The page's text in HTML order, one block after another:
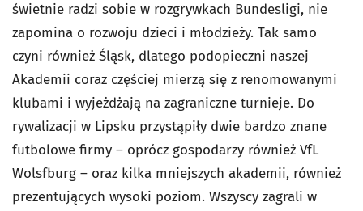
świetnie radzi sobie w rozgrywkach Bundesligi, nie
zapomina o rozwoju dzieci i młodzieży. Tak samo
czyni również Śląsk, dlatego podopieczni naszej
Akademii coraz częściej mierzą się z renomowanymi
klubami i wyjeżdżają na zagraniczne turnieje. Do
rywalizacji w Lipsku przystąpiły dwie bardzo znane
futbolowe firmy – oprócz gospodarzy również VfL
Wolsfburg – oraz kilka mniejszych akademii, również
prezentujących wysoki poziom. Wszyscy zagrali w